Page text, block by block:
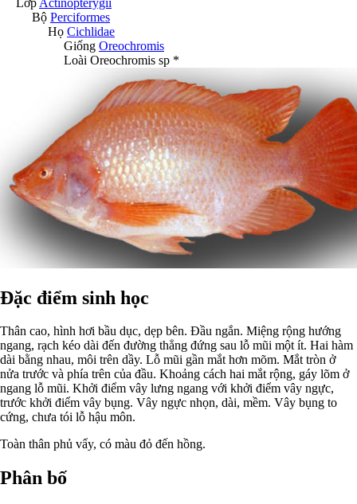
Bộ Perciformes
Họ Cichlidae
Giống Oreochromis
Loài Oreochromis sp *
Đặc điểm sinh học
Thân cao, hình hơi bầu dục, dẹp bên. Đầu ngắn. Miệng rộng hướng
ngang, rạch kéo dài đến đường thẳng đứng sau lỗ mũi một ít. Hai hàm
dài bằng nhau, môi trên dầy. Lỗ mũi gần mắt hơn mõm. Mắt tròn ở
nửa trước và phía trên của đầu. Khoảng cách hai mắt rộng, gáy lõm ở
ngang lỗ mũi. Khởi điểm vây lưng ngang với khởi điểm vây ngực,
trước khởi điểm vây bụng. Vây ngực nhọn, dài, mềm. Vây bụng to
cứng, chưa tói lỗ hậu môn.
Toàn thân phủ vẩy, có màu đỏ đến hồng.
Phân bố